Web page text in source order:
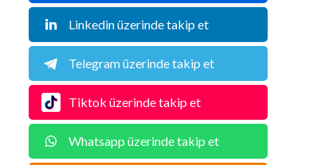
Linkedin üzerinde takip et
Telegram üzerinde takip et
Tiktok üzerinde takip et
Whatsapp üzerinde takip et